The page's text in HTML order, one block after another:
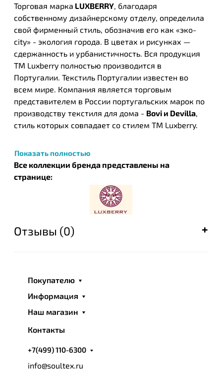
Торговая марка LUXBERRY , благодаря
собственному дизайнерскому отделу, определила
свой фирменный стиль, обозначив его как «эко-
city» - экология города. В цветах и рисунках —
сдержанность и урбанистичность. Вся продукция
ТМ Luxberry полностью производится в
Португалии. Текстиль Португалии известен во
всем мире. Компания является торговым
представителем в России португальских марок по
производству текстиля для дома - Bovi и Devilla
стиль которых совпадает со стилем ТМ Luxberry.
Показать полностью
Все коллекции бренда представлены на
странице:
Отзывы (0)
Покупателю
Информация
Наш магазин
Контакты
+7(499) 110-6300
info@soultex.ru